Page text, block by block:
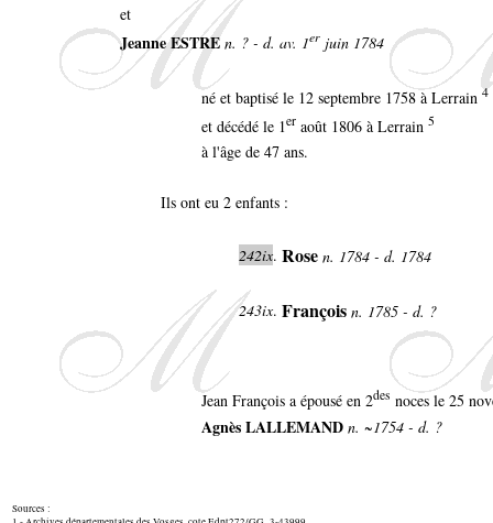
et
Jeanne ESTREn. ? - d. av. 1er juin 1784
né et baptisé le 12 septembre 1758 à Lerrain 4
et décédé le 1er août 1806 à Lerrain 5
à l'âge de 47 ans.
Ils ont eu 2 enfants :
242ix. Rose n. 1784 - d. 1784
243ix. François n. 1785 - d. ?
Jean François a épousé en 2des noces le 25
Agnès LALLEMAND n. ~1754 - d. ?
Sources :